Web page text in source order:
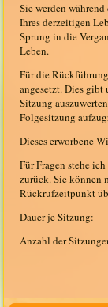
Sie werden
Ihres derzeitigen
Sprung in die
Leben.
Für die
angesetzt. Dies gibt
Sitzung
Folgesitzung
Dieses erworbene
Für Fragen stehe
zurück. Sie können
Rückrufzeitpunkt
Dauer je
Anzahl der